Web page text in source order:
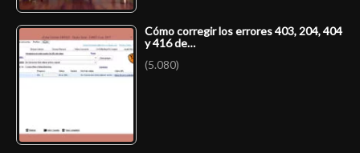
Cómo corregir los errores 403, 204, 404
y 416 de…
(5.080)